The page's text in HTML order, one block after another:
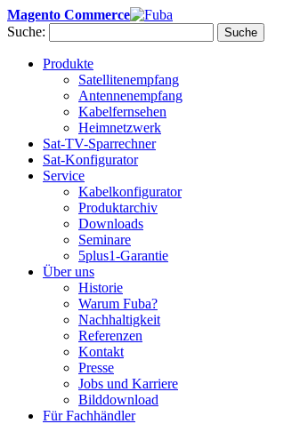
Magento Commerce
Suche:
Suche
Produkte
Satellitenempfang
Antennenempfang
Kabelfernsehen
Heimnetzwerk
Sat-TV-Sparrechner
Sat-Konfigurator
Service
Kabelkonfigurator
Produktarchiv
Downloads
Seminare
5plus1-Garantie
Über uns
Historie
Warum Fuba?
Nachhaltigkeit
Referenzen
Kontakt
Presse
Jobs und Karriere
Bilddownload
Für Fachhändler